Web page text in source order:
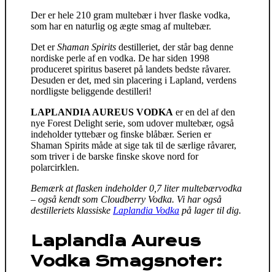
Der er hele 210 gram multebær i hver flaske vodka,
som har en naturlig og ægte smag af multebær.
Det erShaman Spirits destilleriet, der står bag denne
nordiske perle af en vodka. De har siden 1998
produceret spiritus baseret på landets bedste råvarer.
Desuden er det, med sin placering i Lapland, verdens
nordligste beliggende destilleri!
LAPLANDIA AUREUS VODKA er en del af den
nye Forest Delight serie, som udover multebær, også
indeholder tyttebær og finske blåbær. Serien er
Shaman Spirits måde at sige tak til de særlige råvarer,
som triver i de barske finske skove nord for
polarcirklen.
Bemærk at flasken indeholder 0,7 liter multebærvodka
– også kendt som Cloudberry Vodka. Vi har også
destilleriets klassiske Laplandia Vodka på lager til dig.
Laplandia Aureus
Vodka Smagsnoter: